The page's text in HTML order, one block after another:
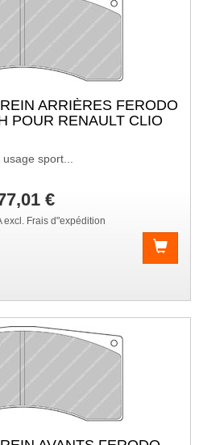
ARRIÈRES FERODO
POUR RENAULT CLIO
sport...
€
excl. Frais d"expédition